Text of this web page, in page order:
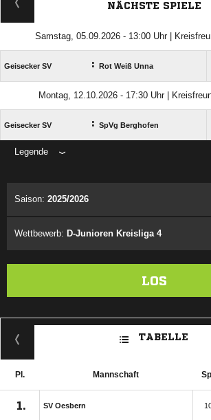
NÄCHSTE SPIELE
Samstag, 05.09.2026 - 13:00 Uhr |
Geisecker SV : Rot Weiß Unna
Montag, 12.10.2026 - 17:30 Uhr |
Geisecker SV : SpVg Berghofen
Legende
Saison: 2025/2026
Wettbewerb: D-Junioren Kreisliga 4
LOS
TABELLE
Pl. Mannschaft
1. SV Oesbern